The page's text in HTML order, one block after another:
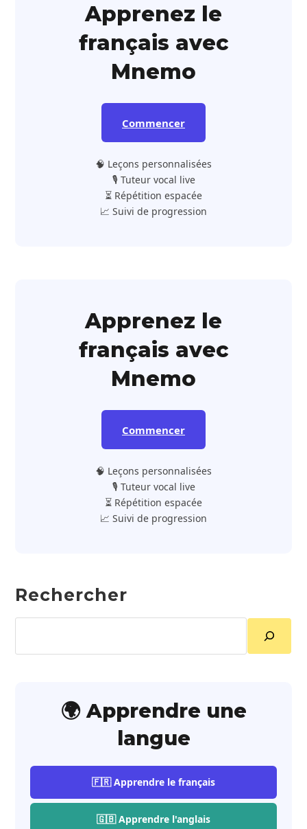
Apprenez le
français avec
Mnemo
Commencer
🧠 Leçons personnalisées
🎙️ Tuteur vocal live
⏳ Répétition espacée
📈 Suivi de progression
Apprenez le
français avec
Mnemo
Commencer
🧠 Leçons personnalisées
🎙️ Tuteur vocal live
⏳ Répétition espacée
📈 Suivi de progression
Rechercher
🌍 Apprendre une
langue
🇫🇷 Apprendre le français
🇬🇧 Apprendre l'anglais